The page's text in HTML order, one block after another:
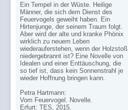
Ein Tempel in der Wüste. Heilige
Männer, die sich dem Dienst des
Feuervogels geweiht haben. Ein
Hirtenjunge, der seinem Traum folgt.
Aber wird der alte und kranke Phönix
wirklich zu neuem Leben
wiederauferstehen, wenn der Holzstoß
niedergebrannt ist? Eine Novelle von
Idealen und einer Enttäuschung, die
so tief ist, dass kein Sonnenstrahl je
wieder Hoffnung bringen kann.
Petra Hartmann:
Vom Feuervogel. Novelle.
Erfurt: TES, 2015.